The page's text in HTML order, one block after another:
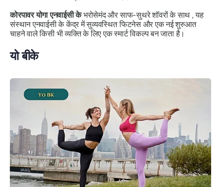
कोरपावर योगा एनवाईसी केभरोसेमंद और साफ-सुथरे शॉवरों के साथ , यह
संस्थान एनवाईसी के केंद्र में सुव्यवस्थित फिटनेस और एक नई शुरुआत
चाहने वाले किसी भी व्यक्ति के लिए एक स्मार्ट विकल्प बन जाता है।
यो बीके